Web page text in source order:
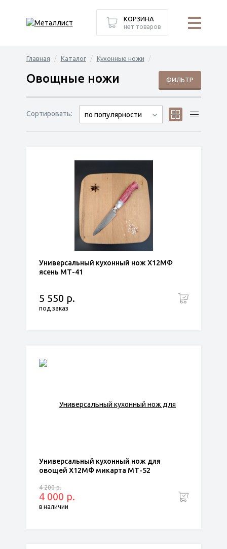
Главная Каталог Кухонные ножи
ФИЛЬТР
Овощные ножи
Сортировать: по популярности
Универсальный кухонный нож Х12МФ
ясень МТ-41
5 550 р.
под заказ
Универсальный кухонный нож для
овощей Х12МФ микарта МТ-52
4 200 р.
4 000 р.
в наличии
КОРЗИНА
нет товаров